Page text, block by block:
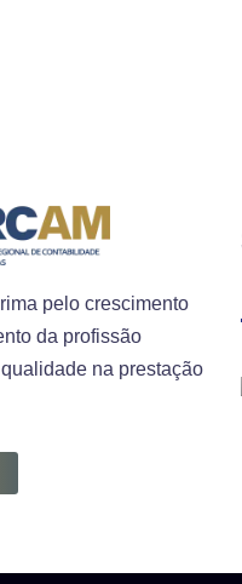
pelo crescimento
da profissão
na prestação